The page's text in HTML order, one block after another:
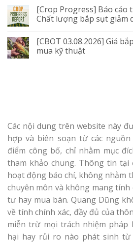
[Crop Progress] Báo cáo
Chất lượng bắp sụt giảm
[CBOT 03.08.2026] Giá
mua kỹ thuật
Các nội dung trên website này
hợp và biên soạn từ các
điểm công bố, chỉ nhằm mục
tham khảo chung. Thông tin tại
hoạt động báo chí, không nhằm
chuyên môn và không mang
tư hay mua bán. Quang Dũng
về tính chính xác, đầy đủ của
miễn trừ mọi trách nhiệm
hại hay rủi ro nào phát sinh từ